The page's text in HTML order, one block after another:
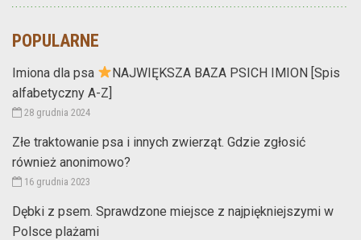
POPULARNE
Imiona dla psa
NAJWIĘKSZA BAZA PSICH IMION [Spis
alfabetyczny A-Z]
28 grudnia 2024
Złe traktowanie psa i innych zwierząt. Gdzie zgłosić
również anonimowo?
16 grudnia 2023
Dębki z psem. Sprawdzone miejsce z najpiękniejszymi w
Polsce plażami